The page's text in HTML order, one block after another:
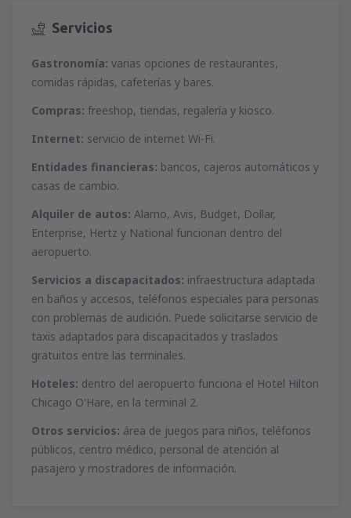
Servicios
Gastronomía: varias opciones de restaurantes,
comidas rápidas, cafeterías y bares.
Compras: freeshop, tiendas, regalería y kiosco.
Internet: servicio de internet Wi-Fi.
Entidades financieras: bancos, cajeros automáticos y
casas de cambio.
Alquiler de autos: Alamo, Avis, Budget, Dollar,
Enterprise, Hertz y National funcionan dentro del
aeropuerto.
Servicios a discapacitados: infraestructura adaptada
en baños y accesos, teléfonos especiales para personas
con problemas de audición. Puede solicitarse servicio de
taxis adaptados para discapacitados y traslados
gratuitos entre las terminales.
Hoteles: dentro del aeropuerto funciona el Hotel Hilton
Chicago O'Hare, en la terminal 2.
Otros servicios: área de juegos para niños, teléfonos
públicos, centro médico, personal de atención al
pasajero y mostradores de información.